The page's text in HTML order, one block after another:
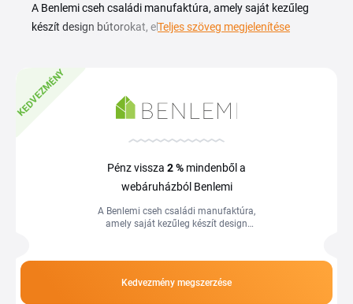
A Benlemi cseh családi manufaktúra, amely saját kezűleg
készít design bútorokat, elsősorban gyerekszobába szánt
kézzel készült, tömörfából faragott bútorokat vásárolhatod
meg kedvezőbb áron. A márka kínálatában gyerekágyak,
leesésgátlós keretek, éjjeliszekrények és kiegészítők
szerepelnek, amelyek a gyerekszoba és a hálószoba
Teljes szöveg megjelenítése
KEDVEZMÉNY
Pénz vissza 2 % mindenből a
webáruházból Benlemi
A Benlemi cseh családi manufaktúra,
amely saját kezűleg készít design
ágyakat,...
Kedvezmény megszerzése